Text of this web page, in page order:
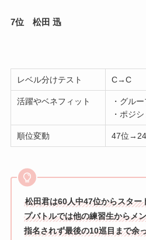
7位 松田 迅
レベル分けテスト C→C
活躍やベネフィット
・グル
・ポジ
順位変動 47位
松田君は60人中47位からスター
プバトルでは他の練習生からメ
指名されず最後の10巡目まで余